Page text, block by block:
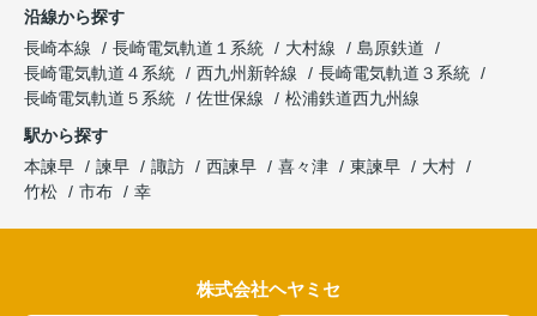
沿線から探す
長崎本線
長崎電気軌道１系統 大村線
島原鉄道
長崎電気軌道４系統
西九州新幹線
長崎電気軌道３系統
長崎電気軌道５系統
佐世保線
松浦鉄道西九州線
駅から探す
本諫早
諫早 諏訪 西諫早 喜々津 東諫早
大村
竹松
市布 幸
株式会社ヘヤミセ